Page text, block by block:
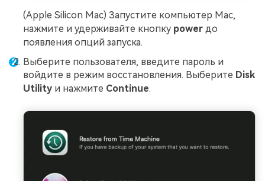
(Apple Silicon Mac) Запустите компьютер Mac,
нажмите и удерживайте кнопку power до
появления опций запуска.
Выберите пользователя, введите пароль и
войдите в режим восстановления. Выберите Disk
Utility и нажмите Continue.